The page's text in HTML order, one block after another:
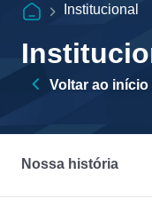
Institucional
Voltar ao início
Nossa história